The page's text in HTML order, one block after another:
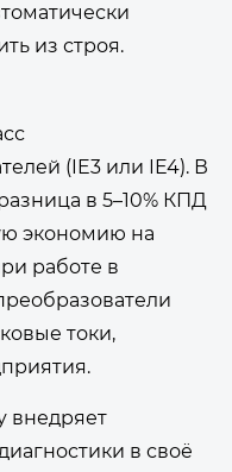
из строя.
(IE3 или IE4). В
в 5–10% КПД
экономию на
работе в
токи,
внедряет
в своё